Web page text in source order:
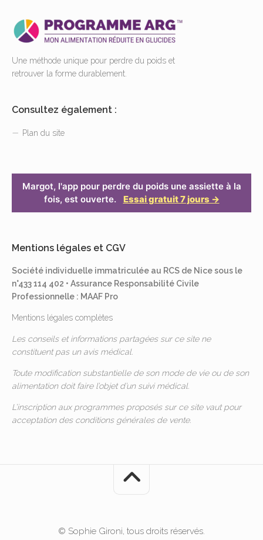
Une méthode unique pour perdre du poids et
retrouver la forme durablement.
Consultez également :
Plan du site
Margot, l'app pour perdre du poids une assiette à la
fois, est ouverte.
Essai gratuit 7 jours →
Mentions légales et CGV
Société individuelle immatriculée au RCS de Nice sous le
n°433 114 402 • Assurance Responsabilité Civile
Professionnelle : MAAF Pro
Mentions légales complètes
Les conseils et informations partagées sur ce site ne
constituent pas un avis médical.
Toute modification substantielle de son mode de vie ou de son
alimentation doit faire l’objet d’un suivi médical.
L’inscription aux programmes proposés sur ce site vaut pour
acceptation des conditions générales de vente.
© Sophie Gironi, tous droits réservés.